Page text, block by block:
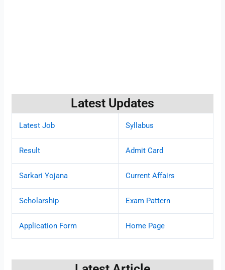
Latest Updates
Latest Job Syllabus
Result Admit Card
Sarkari Yojana Current Affairs
Scholarship Exam Pattern
Application Form Home Page